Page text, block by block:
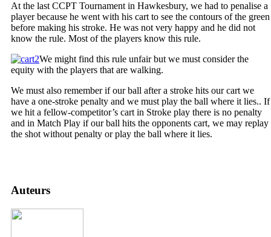
At the last CCPT Tournament in Hawkesbury, we had to penalise a
player because he went with his cart to see the contours of the green
before making his stroke. He was not very happy and he did not
know the rule. Most of the players know this rule.
We might find this rule unfair but we must consider the
equity with the players that are walking.
We must also remember if our ball after a stroke hits our cart we
have a one-stroke penalty and we must play the ball where it lies.. If
we hit a fellow-competitor’s cart in Stroke play there is no penalty
and in Match Play if our ball hits the opponents cart, we may replay
the shot without penalty or play the ball where it lies.
Auteurs